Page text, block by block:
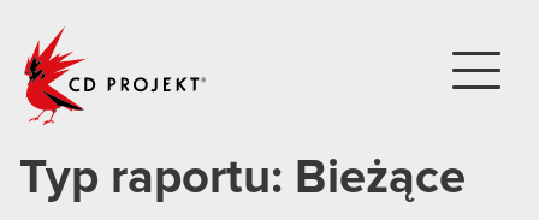
Typ raportu: Bieżące